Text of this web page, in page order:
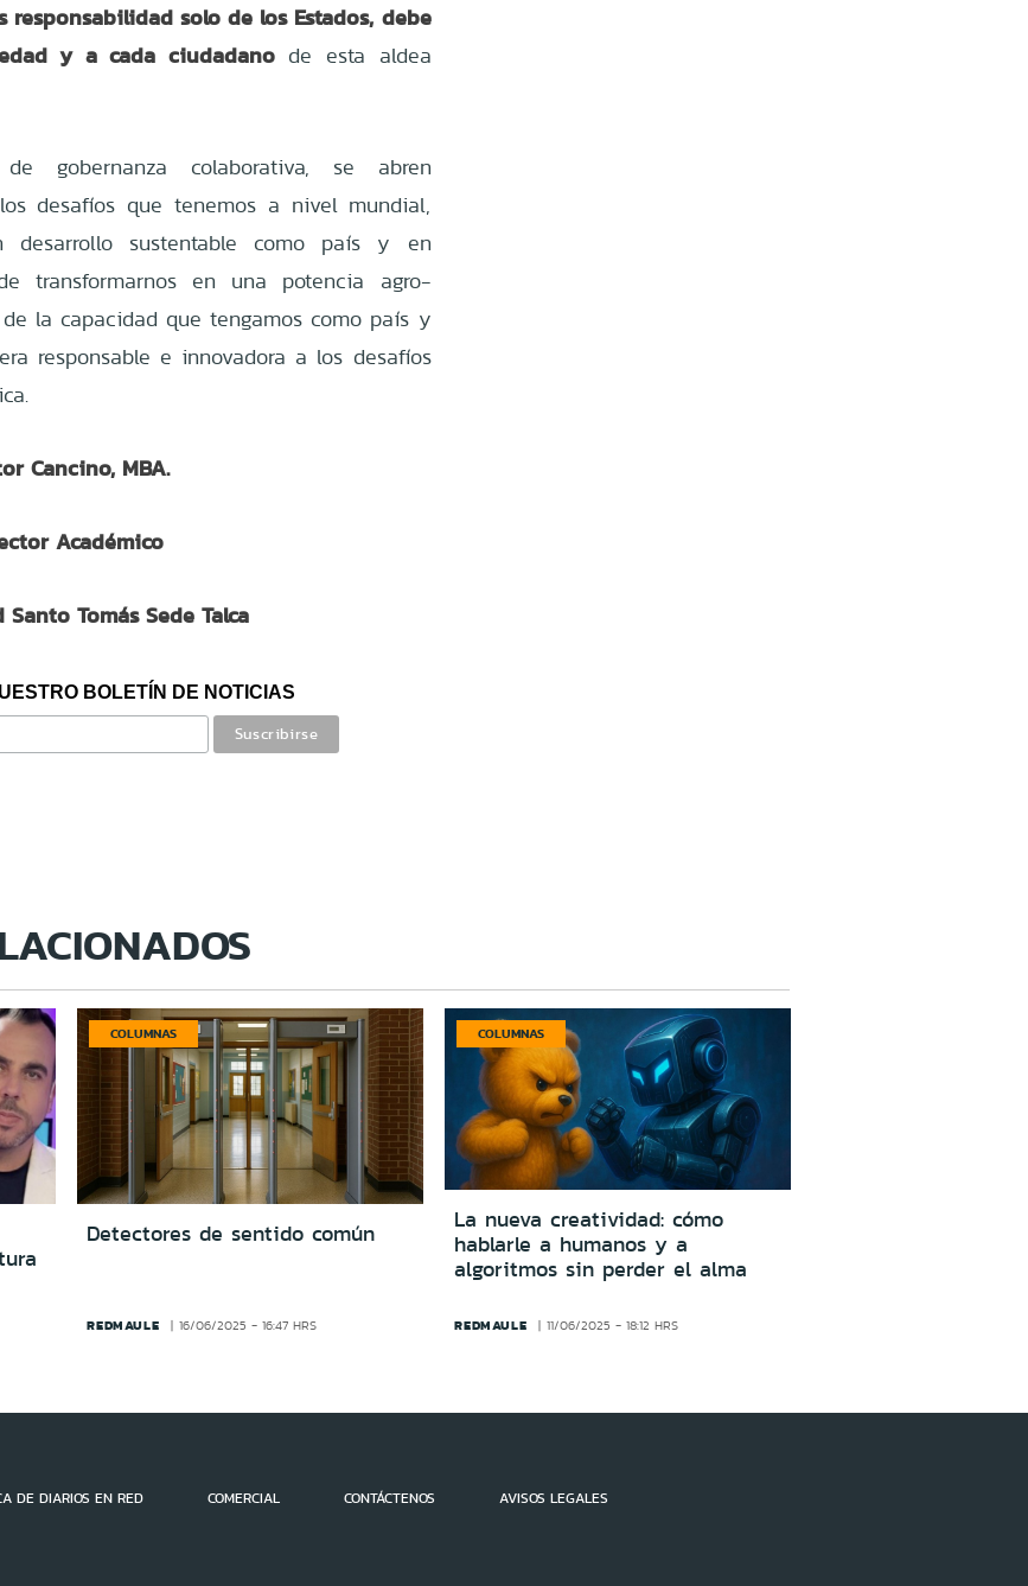
solo de los Estados, debe
y a cada ciudadanode esta aldea
gobernanza colaborativa, se abren
desafíos que tenemos a nivel mundial,
desarrollo sustentable como país y en
transformarnos en una potencia agro-
la capacidad que tengamos como país y
responsable e innovadora a los desafíos
Cancino, MBA.
Académico
Tomás Sede Talca
BOLETÍN DE NOTICIAS
COLUMNAS
Detectores de sentido común
REDMAULE 16/06/2025 - 16:47 HRS
COLUMNAS
La nueva creatividad: cómo
hablarle a humanos y a
algoritmos sin perder el alma
REDMAULE 11/06/2025 - 18:12 HRS
DE DIARIOS EN RED COMERCIAL CONTÁCTENOS AVISOS LEGALES